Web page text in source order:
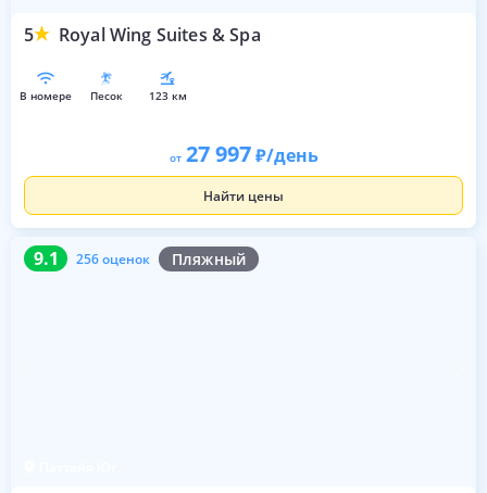
5 Royal Wing Suites & Spa
в номере песок 123 км
от 27 997 /день
Найти цены
9.1 256 оценок Пляжный
9.1 256 оценок